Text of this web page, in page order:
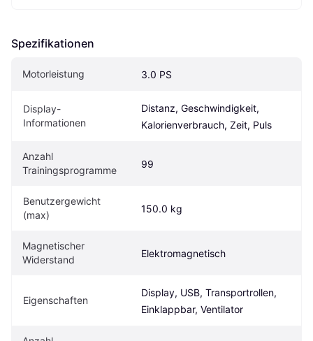
Spezifikationen
Motorleistung 3.0 PS
Display-
Informationen
Distanz, Geschwindigkeit,
Kalorienverbrauch, Zeit, Puls
Anzahl
Trainingsprogramme
99
Benutzergewicht
(max)
150.0 kg
Magnetischer
Widerstand
Elektromagnetisch
Eigen­schaften
Display, USB, Transportrollen,
Einklappbar, Ventilator